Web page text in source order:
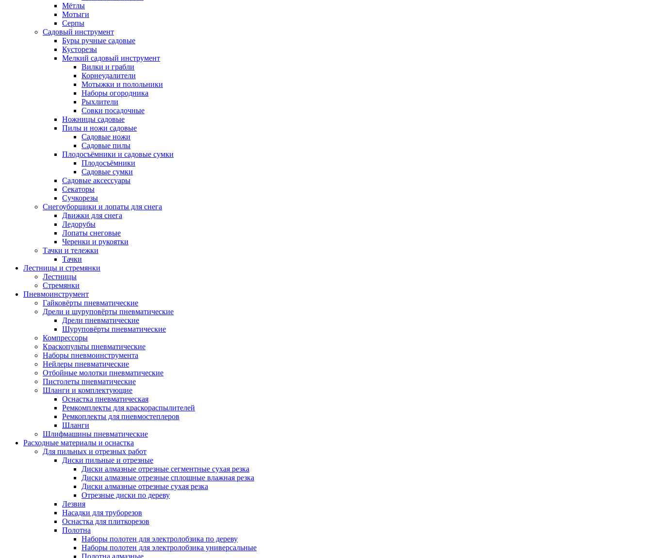
Мётлы
Мотыги
Серпы
Садовый инструмент
Буры ручные садовые
Кусторезы
Мелкий садовый инструмент
Вилки и грабли
Корнеудалители
Мотыжки и полольники
Наборы огородника
Рыхлители
Совки посадочные
Ножницы садовые
Пилы и ножи садовые
Садовые ножи
Садовые пилы
Плодосъёмники и садовые сумки
Плодосъёмники
Садовые сумки
Садовые аксессуары
Секаторы
Сучкорезы
Снегоуборщики и лопаты для снега
Движки для снега
Ледорубы
Лопаты снеговые
Черенки и рукоятки
Тачки и тележки
Тачки
Лестницы и стремянки
Лестницы
Стремянки
Пневмоинструмент
Гайковёрты пневматические
Дрели и шуруповёрты пневматические
Дрели пневматические
Шуруповёрты пневматические
Компрессоры
Краскопульты пневматические
Наборы пневмоинструмента
Нейлеры пневматические
Отбойные молотки пневматические
Пистолеты пневматические
Шланги и комплектующие
Оснастка пневматическая
Ремкомплекты для краскораспылителей
Ремкоплекты для пневмостеплеров
Шланги
Шлифмашины пневматические
Расходные материалы и оснастка
Для пильных и отрезных работ
Диски пильные и отрезные
Диски алмазные отрезные сегментные сухая резка
Диски алмазные отрезные сплошные влажная резка
Диски алмазные отрезные сухая резка
Отрезные диски по дереву
Лезвия
Насадки для труборезов
Оснастка для плиткорезов
Полотна
Наборы полотен для электролобзика по дереву
Наборы полотен для электролобзика универсальные
Полотна алмазные